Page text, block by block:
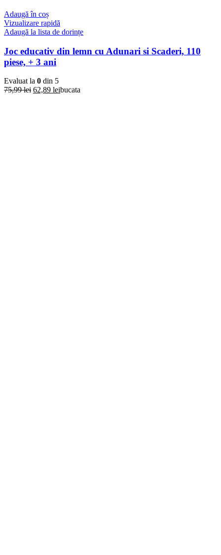
Adaugă în coș
Vizualizare rapidă
Adaugă la lista de dorințe
Joc educativ din lemn cu Adunari si Scaderi, 110
piese, + 3 ani
Evaluat la 0 din 5
75,99lei Prețul
62,89 leiPrețul
bucata